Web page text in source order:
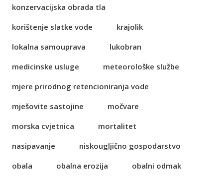
konzervacijska obrada tla
korištenje slatke vode
krajolik
lokalna samouprava
lukobran
medicinske usluge
meteorološke službe
mjere prirodnog retencioniranja vode
mješovite sastojine
močvare
morska cvjetnica
mortalitet
nasipavanje
niskougljično gospodarstvo
obala
obalna erozija
obalni odmak